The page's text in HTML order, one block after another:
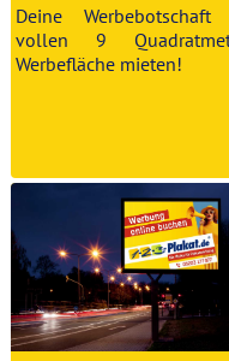
Deine Werbebotschaft
vollen 9
Werbefläche mieten!